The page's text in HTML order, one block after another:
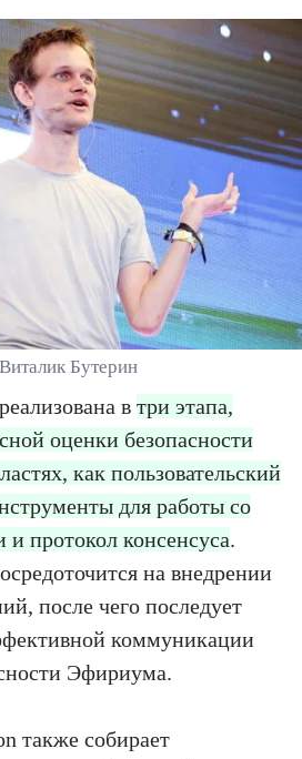
Бутерин
в три этапа,
оценки безопасности
как пользовательский
для работы со
и протокол консенсуса.
на внедрении
после чего последует
коммуникации
Эфириума.
также собирает